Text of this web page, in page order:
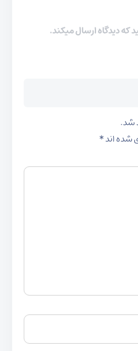
که دیدگاه ارسال میکند.
شد.
شده اند*